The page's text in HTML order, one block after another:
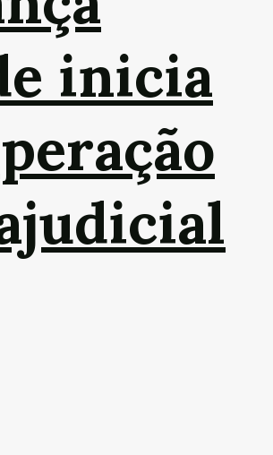
inicia